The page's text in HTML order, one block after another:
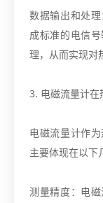
数据输出和处
成标准的电信
理，从而实现对
3. 电磁流量计
电磁流量计作
主要体现在以下
测量精度：电